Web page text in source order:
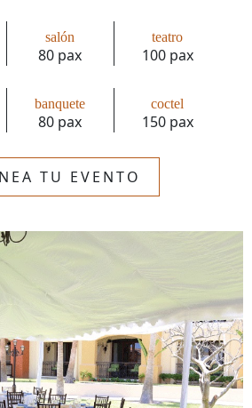
salón
80 pax
teatro
100 pax
banquete
80 pax
coctel
150 pax
TU EVENTO